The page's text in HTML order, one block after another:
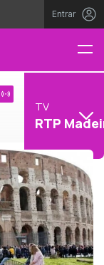
Entrar
TV
RTP